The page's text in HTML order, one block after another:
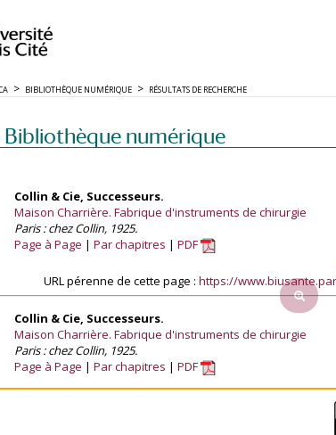
BIBLIOTHÈQUE NUMÉRIQUE RÉSULTATS DE RECHERCHE
Bibliothèque numérique
Collin & Cie, Successeurs.
Maison Charrière. Fabrique d'instruments de chirurgie
Paris : chez Collin, 1925.
Page à Page
Par chapitres PDF
URL pérenne de cette page : https://
Collin & Cie, Successeurs.
Maison Charrière. Fabrique d'instruments de chirurgie
Paris : chez Collin, 1925.
Page à Page
Par chapitres PDF